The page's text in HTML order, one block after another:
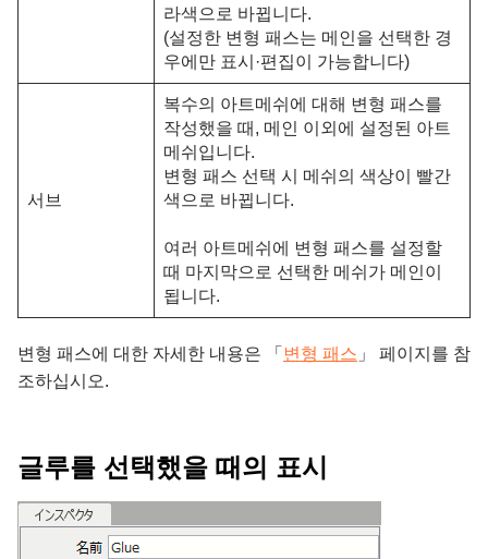
라색으로 바뀝니다.
(설정한 변형 패스는 메인을 선택한 경
우에만 표시·편집이 가능합니다)
서브
복수의 아트메쉬에 대해 변형 패스를
작성했을 때, 메인 이외에 설정된 아트
메쉬입니다.
변형 패스 선택 시 메쉬의 색상이 빨간
색으로 바뀝니다.
여러 아트메쉬에 변형 패스를 설정할
때 마지막으로 선택한 메쉬가 메인이
됩니다.
변형 패스에 대한 자세한 내용은 「 변형 패스 」 페이지를 참
조하십시오.
글루를 선택했을 때의 표시